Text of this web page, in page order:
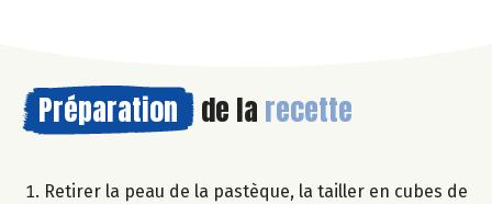
Préparation de la recette
Retirer la peau de la pastèque, la tailler en cubes de